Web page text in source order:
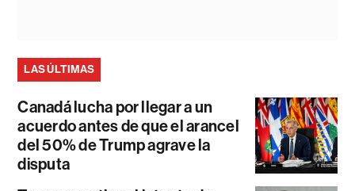
LAS ÚLTIMAS
Canadá lucha por llegar a un
acuerdo antes de que el arancel
del 50% de Trump agrave la
disputa